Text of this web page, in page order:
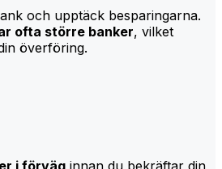
och upptäck besparingarna.
ofta större banker, vilket
överföring.
i förväg innan du bekräftar din